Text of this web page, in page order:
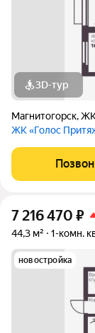
3D-тур
Магнитогорск,ЖК
ЖК «Голос
7 216 470 ₽
44,3 м² 1-комн.
новостройка